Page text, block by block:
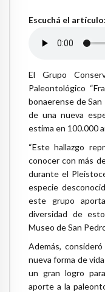
Escuchá el artículo:
El Grupo
Paleontológico
bonaerense de
de una nueva
estima en 100.000
“Este hallazgo
conocer con más
durante el
especie
este grupo
diversidad de
Museo de San
Además,
nueva forma de
un gran logro
aporte a la